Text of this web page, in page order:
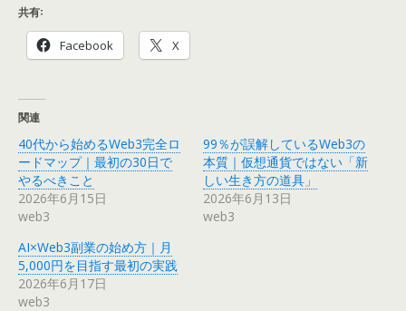
共有:
Facebook X
関連
40代から始めるWeb3完全ロ
ードマップ｜最初の30日で
やるべきこと
2026年6月15日
web3
99％が誤解しているWeb3の
本質｜仮想通貨ではない「新
しい生き方の道具」
2026年6月13日
web3
AI×Web3副業の始め方｜月
5,000円を目指す最初の実践
2026年6月17日
web3